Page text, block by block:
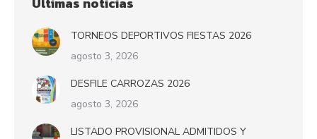
TORNEOS DEPORTIVOS FIESTAS 2026
agosto 3, 2026
DESFILE CARROZAS 2026
agosto 3, 2026
LISTADO PROVISIONAL ADMITIDOS Y